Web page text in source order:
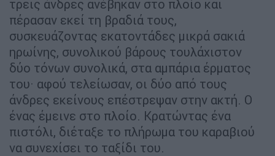
τρεις άνδρες ανέβηκαν στο πλοίο και
πέρασαν εκεί τη βραδιά τους,
συσκευάζοντας εκατοντάδες μικρά σακιά
ηρωίνης, συνολικού βάρους τουλάχιστον
δύο τόνων συνολικά, στα αμπάρια έρματος
του· αφού τελείωσαν, οι δύο από τους
άνδρες εκείνους επέστρεψαν στην ακτή. Ο
ένας έμεινε στο πλοίο. Κρατώντας ένα
πιστόλι, διέταξε το πλήρωμα του καραβιού
να συνεχίσει το ταξίδι του.